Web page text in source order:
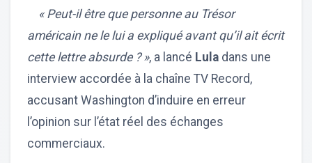
« Peut-il être que personne au Trésor
américain ne le lui a expliqué avant qu’il ait écrit
cette lettre absurde ? », a lancé Lula dans une
interview accordée à la chaîne TV Record,
accusant Washington d’induire en erreur
l’opinion sur l’état réel des échanges
commerciaux.